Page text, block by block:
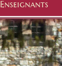
Enseignants